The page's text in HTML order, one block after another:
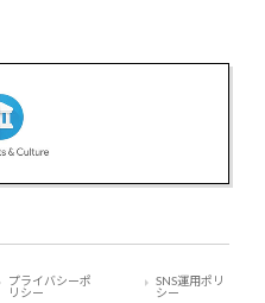
プライバシーポ
リシー
SNS運用ポリ
シー